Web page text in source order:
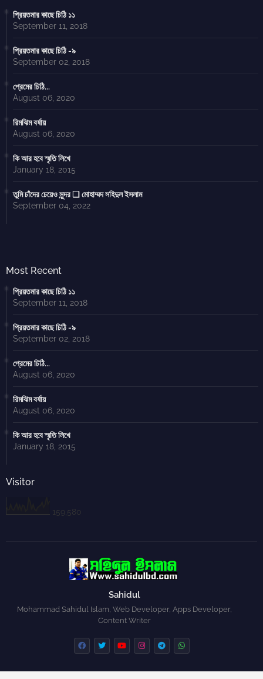
প্রিয়তমার কাছে চিঠি ১১
September 11, 2018
প্রিয়তমার কাছে চিঠি -৯
September 02, 2018
প্রেমের চিঠি...
August 06, 2020
রিমঝিম বর্ষায়
August 06, 2020
কি আর হবে স্মৃতি লিখে
January 18, 2015
তুমি চাঁদের চেয়েও সুন্দর ❑ মোহাম্মদ সহিদুল ইসলাম
September 04, 2022
Most Recent
প্রিয়তমার কাছে চিঠি ১১
September 11, 2018
প্রিয়তমার কাছে চিঠি -৯
September 02, 2018
প্রেমের চিঠি...
August 06, 2020
রিমঝিম বর্ষায়
August 06, 2020
কি আর হবে স্মৃতি লিখে
January 18, 2015
Visitor
159,580
Sahidul
Mohammad Sahidul Islam, Web Developer, Apps Developer,
Content Writer